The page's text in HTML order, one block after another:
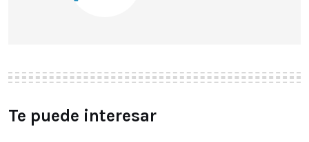
Te puede interesar